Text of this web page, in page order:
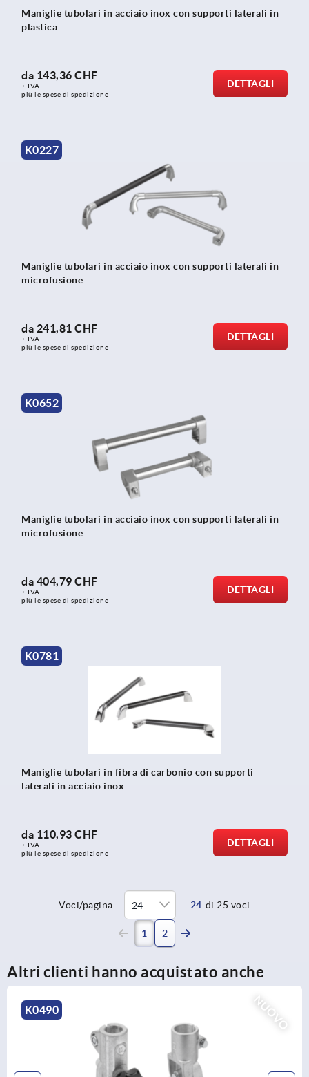
Maniglie tubolari in acciaio inox con supporti laterali in
plastica
da 143,36 CHF
+ IVA
più le spese di spedizione
DETTAGLI
K0227
Maniglie tubolari in acciaio inox con supporti laterali in
microfusione
da 241,81 CHF
+ IVA
più le spese di spedizione
DETTAGLI
K0652
Maniglie tubolari in acciaio inox con supporti laterali in
microfusione
da 404,79 CHF
+ IVA
più le spese di spedizione
DETTAGLI
K0781
Maniglie tubolari in fibra di carbonio con supporti
laterali in acciaio inox
da 110,93 CHF
+ IVA
più le spese di spedizione
DETTAGLI
Voci/pagina 24 di 25 voci
1 (current)
2
Altri clienti hanno acquistato anche
NUOVO
K0484